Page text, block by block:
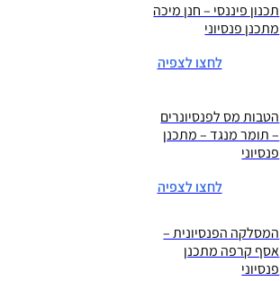
תכנון פיננסי – חנן מיכה
מתכנן פנסיוני
לחצו לצפיה
הטבות מס לפנסיונרים
– תומר מנגד – מתכנן
פנסיוני
לחצו לצפיה
המסלקה הפנסיונית –
אסף קרפה מתכנן
פנסיוני